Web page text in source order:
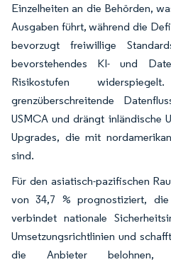
Einzelheiten an die Behörden,
Ausgaben führt, während die
bevorzugt freiwillige
bevorstehendes KI- und
Risikostufen
grenzüberschreitende
USMCA und drängt inländische
Upgrades, die mit
sind.
Für den asiatisch-pazifischen
von 34,7 % prognostiziert,
verbindet nationale
Umsetzungsrichtlinien und
die Anbieter belohnen,